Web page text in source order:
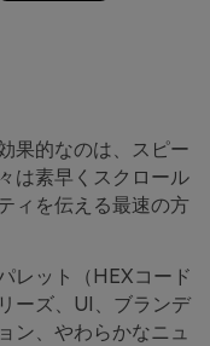
果的なのは、スピー
は素早くスクロール
ィを伝える最速の方
レット（HEXコード
ーズ、UI、ブランデ
ン、やわらかなニュ